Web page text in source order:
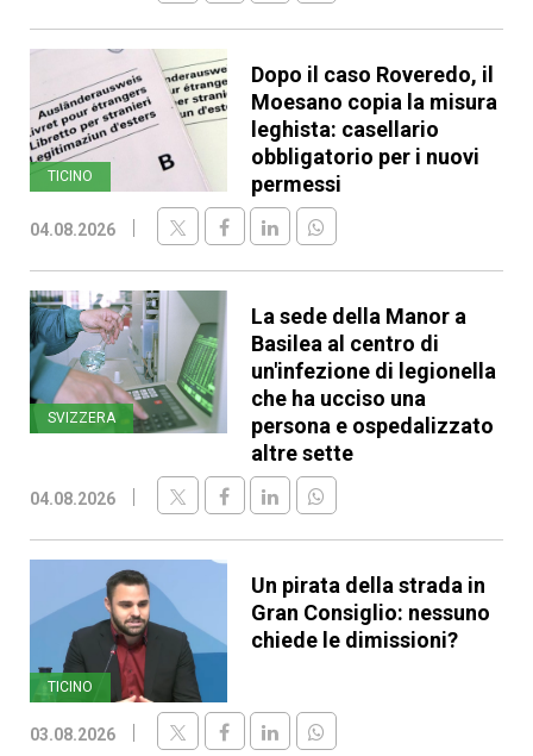
TICINO
Dopo il caso Roveredo, il
Moesano copia la misura
leghista: casellario
obbligatorio per i nuovi
permessi
04.08.2026
SVIZZERA
La sede della Manor a
Basilea al centro di
un'infezione di legionella
che ha ucciso una
persona e ospedalizzato
altre sette
04.08.2026
TICINO
Un pirata della strada in
Gran Consiglio: nessuno
chiede le dimissioni?
03.08.2026